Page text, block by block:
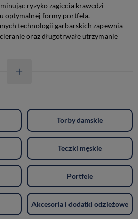
ryzyko zagięcia krawędzi
optymalnej formy portfela.
technologii garbarskich zapewnia
oraz długotrwałe utrzymanie
Torby damskie
Teczki męskie
Portfele
Akcesoria i dodatki odzieżowe